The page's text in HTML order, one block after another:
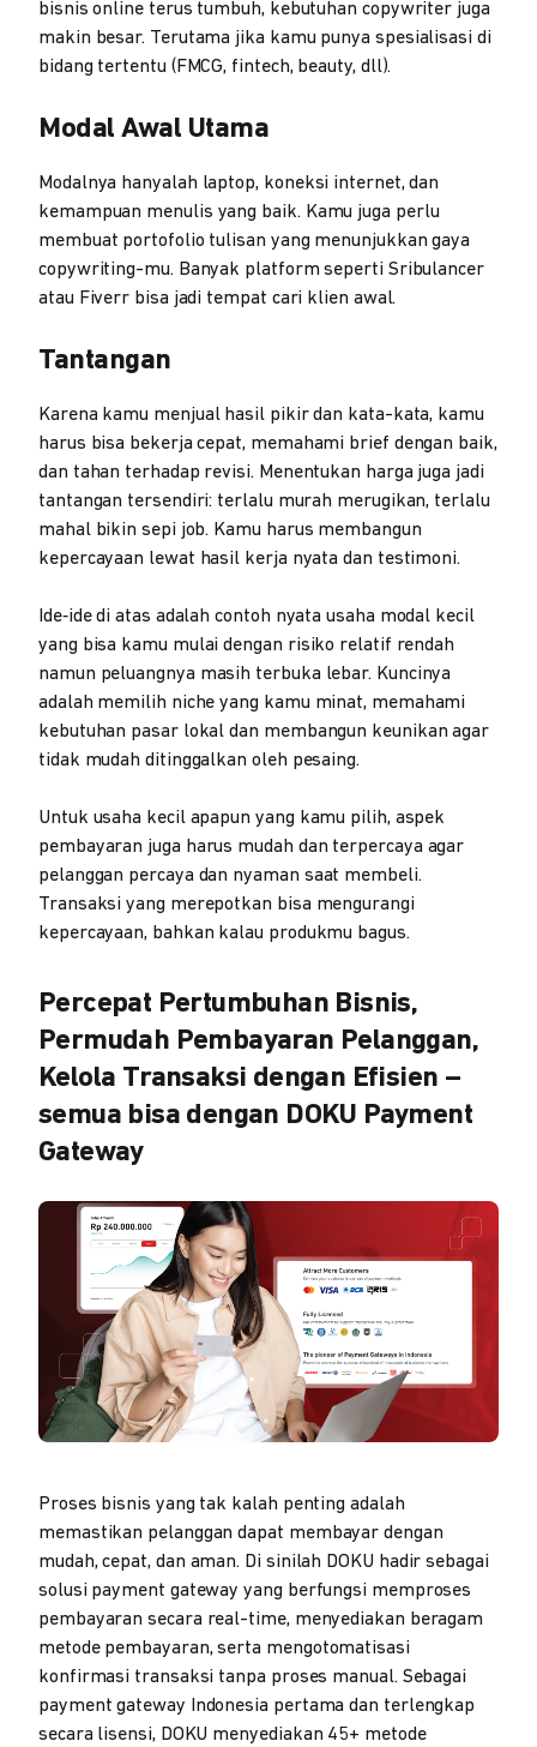
bisnis online terus tumbuh, kebutuhan copywriter juga
makin besar. Terutama jika kamu punya spesialisasi di
bidang tertentu (FMCG, fintech, beauty, dll).
Modal Awal Utama
Modalnya hanyalah laptop, koneksi internet, dan
kemampuan menulis yang baik. Kamu juga perlu
membuat portofolio tulisan yang menunjukkan gaya
copywriting-mu. Banyak platform seperti Sribulancer
atau Fiverr bisa jadi tempat cari klien awal.
Tantangan
Karena kamu menjual hasil pikir dan kata-kata, kamu
harus bisa bekerja cepat, memahami brief dengan baik,
dan tahan terhadap revisi. Menentukan harga juga jadi
tantangan tersendiri: terlalu murah merugikan, terlalu
mahal bikin sepi job. Kamu harus membangun
kepercayaan lewat hasil kerja nyata dan testimoni.
Ide‑ide di atas adalah contoh nyata usaha modal kecil
yang bisa kamu mulai dengan risiko relatif rendah
namun peluangnya masih terbuka lebar. Kuncinya
adalah memilih niche yang kamu minat, memahami
kebutuhan pasar lokal dan membangun keunikan agar
tidak mudah ditinggalkan oleh pesaing.
Untuk usaha kecil apapun yang kamu pilih, aspek
pembayaran juga harus mudah dan terpercaya agar
pelanggan percaya dan nyaman saat membeli.
Transaksi yang merepotkan bisa mengurangi
kepercayaan, bahkan kalau produkmu bagus.
Percepat Pertumbuhan Bisnis,
Permudah Pembayaran Pelanggan,
Kelola Transaksi dengan Efisien –
semua bisa dengan DOKU Payment
Gateway
Proses bisnis yang tak kalah penting adalah
memastikan pelanggan dapat membayar dengan
mudah, cepat, dan aman. Di sinilah DOKU hadir sebagai
solusi payment gateway yang berfungsi memproses
pembayaran secara real-time, menyediakan beragam
metode pembayaran, serta mengotomatisasi
konfirmasi transaksi tanpa proses manual. Sebagai
payment gateway Indonesia pertama dan terlengkap
secara lisensi, DOKU menyediakan 45+ metode